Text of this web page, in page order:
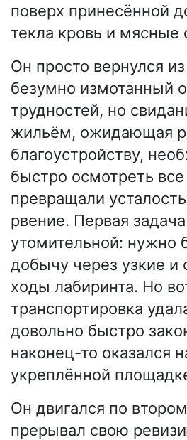
поверх принесённой
текла кровь и мясные
Он просто вернулся
безумно измотанный
трудностей, но
жильём, ожидающая
благоустройству,
быстро осмотреть
превращали
рвение. Первая
утомительной: нужно
добычу через узкие и
ходы лабиринта. Но
транспортировка
довольно быстро
наконец-то оказался
укреплённой
Он двигался по
прерывал свою